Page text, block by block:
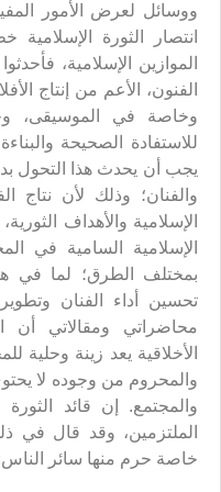
ووسائل لعرض الأمور
انتصار الثورة
الموازين الإسلامية،
الفنون، الأعم من إنتاج
وخاصة في الموسيقى،
للاستفادة الصحيحة
يجب أن يحدث هذا التحول
والفنان؛ وذلك لأن نتاج
الإسلامية والأهداف
الإسلامية السامية في
بمختلف الطرق؛ لما في
تحسين أداء الفنان
محاضراتي ومقالاتي أن
الأخلاقية يعد زينة وحلية
والمحروم من وجوده لا
والمجتمع. إن قائد الثورة
الملتزمين، وقد قال في
خاصة حرم منها سائر